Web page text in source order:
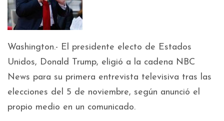
Washington.- El presidente electo de Estados
Unidos, Donald Trump, eligió a la cadena NBC
News para su primera entrevista televisiva tras las
elecciones del 5 de noviembre, según anunció el
propio medio en un comunicado.